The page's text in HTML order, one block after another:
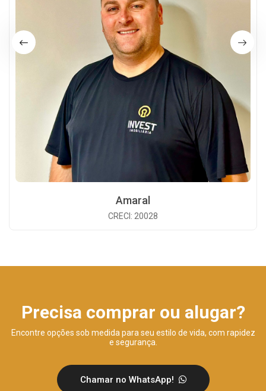
Amaral
CRECI: 20028
Precisa comprar ou alugar?
Encontre opções sob medida para seu estilo de vida, com rapidez
e segurança.
Chamar no WhatsApp!